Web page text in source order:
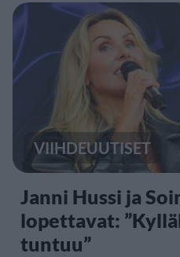
VIIHDEUUTISET
Janni Hussi ja
lopettavat:
tuntuu”